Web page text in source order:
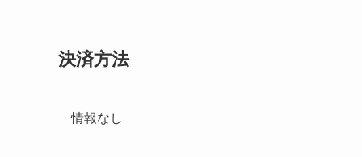
決済方法
情報なし